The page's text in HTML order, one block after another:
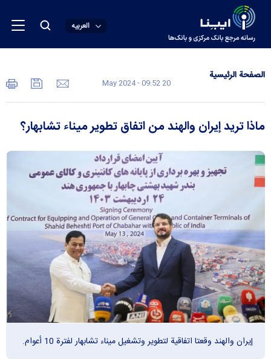
العربیه
الصفحة الرئیسیة
20 May 2024 - 09:52
ماذا تريد إيران والهند من اتفاق تطوير ميناء تشابهار؟
إيران والهند وقعتا اتفاقية لتطوير وتشغيل ميناء تشابهار لفترة 10 أعوام.